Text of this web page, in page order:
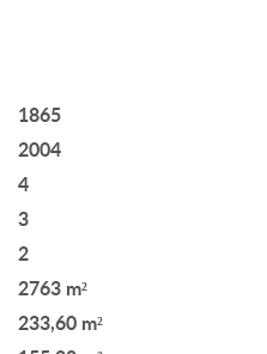
1865
2004
4
3
2
2763 m²
233,60 m²